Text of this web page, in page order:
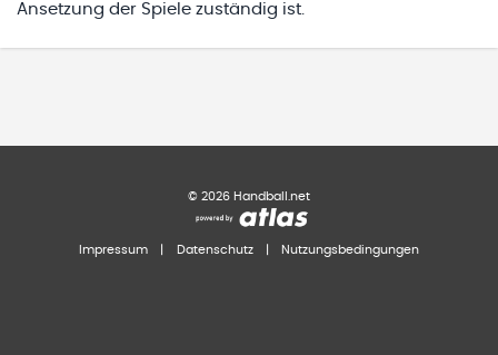
Ansetzung der Spiele zuständig ist.
© 2026 Handball.net
Impressum Datenschutz Nutzungsbedingungen